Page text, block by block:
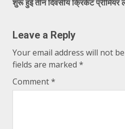
शुरू हुई तीन दिवसीय क्रिकेट प्रीमियर
Leave a Reply
Your email address will not
fields are marked *
Comment*